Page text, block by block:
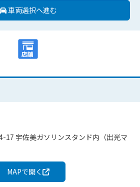
車両選択へ進む
17 宇佐美ガソリンスタンド内（出光マ
MAPで開く